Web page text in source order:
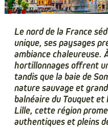
Le nord de la France
unique, ses paysages
ambiance chaleureuse.
hortillonnages offrent
tandis que la baie de
nature sauvage et
balnéaire du Touquet et
Lille, cette région
authentiques et pleins